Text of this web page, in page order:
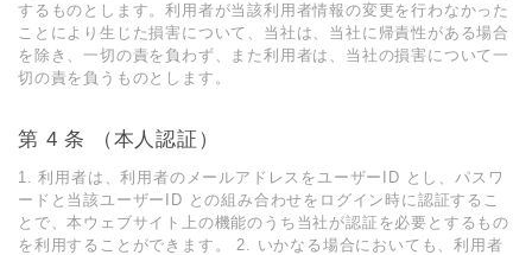
するものとします。利⽤者が当該利⽤者情報の変更を⾏わなかった
ことにより⽣じた損害について、当社は、当社に帰責性がある場合
を除き、⼀切の責を負わず、また利⽤者は、当社の損害について⼀
切の責を負うものとします。
第 4 条 （本⼈認証）
1. 利⽤者は、利⽤者のメールアドレスをユーザーID とし、パスワ
ードと当該ユーザーID との組み合わせをログイン時に認証するこ
とで、本ウェブサイト上の機能のうち当社が認証を必要とするもの
を利⽤することができます。 2. いかなる場合においても、利⽤者